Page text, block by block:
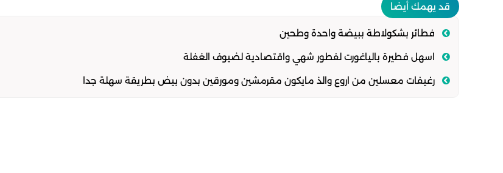
قد يهمك أيضا
فطائر بشكولاطة ببيضة واحدة وطحين
اسهل فطيرة بالياغورت لفطور شهي واقتصادية لضيوف الغفلة
رغيفات معسلين من اروع والذ مايكون مقرمشين ومورقين بدون بيض بطريقة سهلة جدا